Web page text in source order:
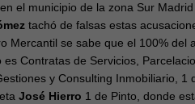
en el municipio de la zona Sur
tachó de falsas estas
Mercantil se sabe que el 100% del
Contratas de Servicios,
y Consulting Inmobiliario, 1
José Hierro 1 de Pinto, donde